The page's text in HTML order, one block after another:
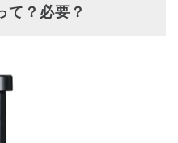
て？必要？